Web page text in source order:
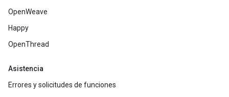
OpenWeave
Happy
OpenThread
Asistencia
Errores y solicitudes de funciones